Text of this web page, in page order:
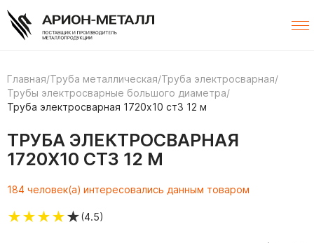
Главная/Труба металлическая/Труба электросварная/
Трубы электросварные большого диаметра/
Труба электросварная 1720х10 ст3 12 м
ТРУБА ЭЛЕКТРОСВАРНАЯ
1720Х10 СТ3 12 М
184 человек(а) интересовались данным товаром
★★★★★(4.5)